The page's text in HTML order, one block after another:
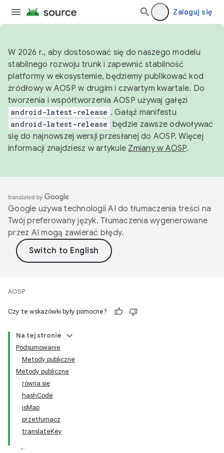
Zaloguj się
W 2026 r., aby dostosować się do naszego modelu
stabilnego rozwoju trunk i zapewnić stabilność
platformy w ekosystemie, będziemy publikować kod
źródłowy w AOSP w drugim i czwartym kwartale. Do
tworzenia i współtworzenia AOSP używaj gałęzi
android-latest-release . Gałąź manifestu
android-latest-release będzie zawsze odwoływać
się do najnowszej wersji przesłanej do AOSP. Więcej
informacji znajdziesz w artykule Zmiany w AOSP.
Google używa technologii AI do tłumaczenia treści na
Twój preferowany język. Tłumaczenia wygenerowane
przez AI mogą zawierać błędy.
AOSP
Czy te wskazówki były pomocne?
Na tej stronie
Podsumowanie
Metody publiczne
Metody publiczne
równa się
hashCode
isMap
przetłumacz
translateKey